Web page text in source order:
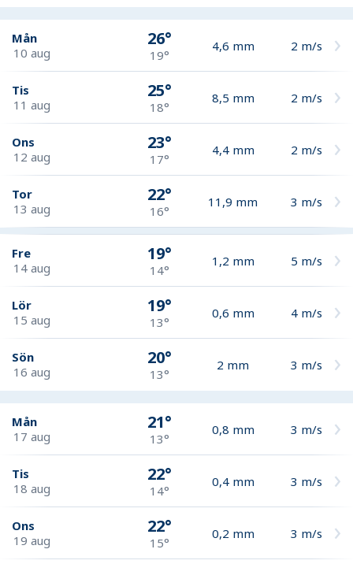
Mån
10 aug
26°
19°
4,6 mm 2 m/s
Tis
11 aug
25°
18°
8,5 mm 2 m/s
Ons
12 aug
23°
17°
4,4 mm 2 m/s
Tor
13 aug
22°
16°
11,9 mm 3 m/s
Fre
14 aug
19°
14°
1,2 mm 5 m/s
Lör
15 aug
19°
13°
0,6 mm 4 m/s
Sön
16 aug
20°
13°
2 mm 3 m/s
Mån
17 aug
21°
13°
0,8 mm 3 m/s
Tis
18 aug
22°
14°
0,4 mm 3 m/s
Ons
19 aug
22°
15°
0,2 mm 3 m/s